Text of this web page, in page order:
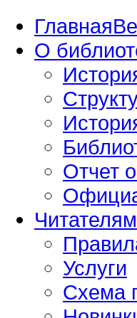
Главная
О
Отчет
Читателям
Услуги
Схема